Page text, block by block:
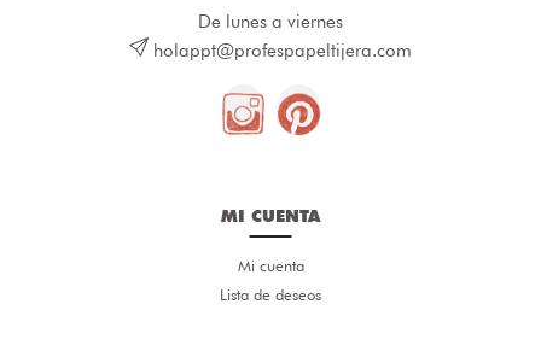
De lunes a viernes
holappt@profespapeltijera.com
MI CUENTA
Mi cuenta
Lista de deseos